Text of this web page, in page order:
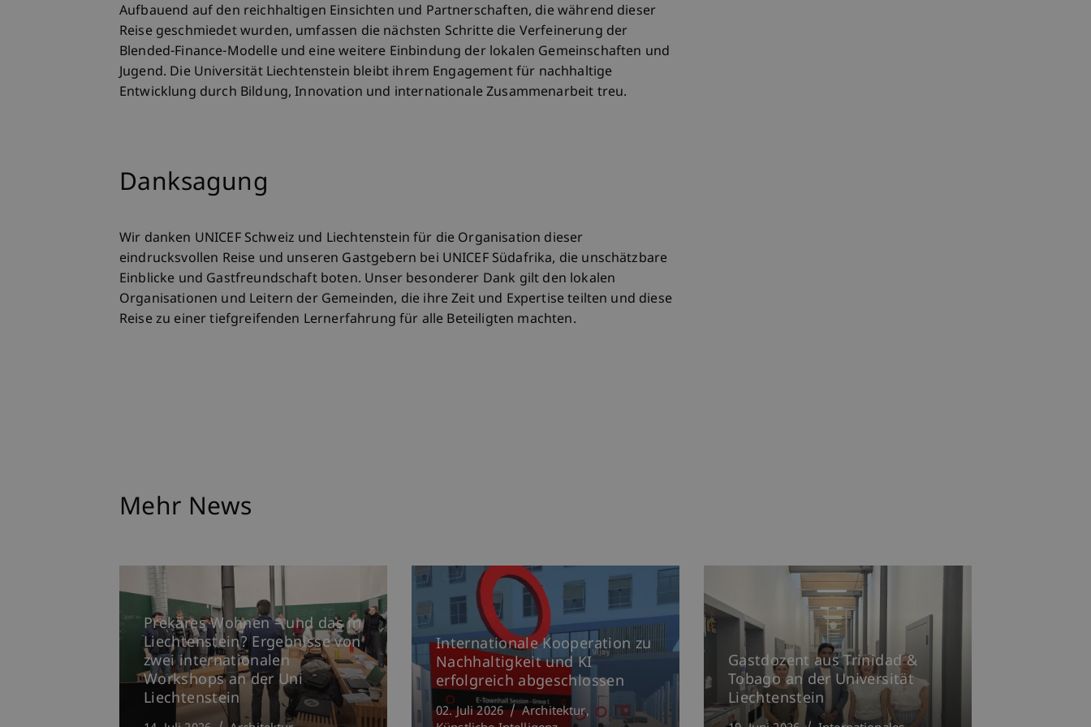
Aufbauend auf den reichhaltigen Einsichten und Partnerschaften, die während dieser
Reise geschmiedet wurden, umfassen die nächsten Schritte die Verfeinerung der
Blended-Finance-Modelle und eine weitere Einbindung der lokalen Gemeinschaften und
Jugend. Die Universität Liechtenstein bleibt ihrem Engagement für nachhaltige
Entwicklung durch Bildung, Innovation und internationale Zusammenarbeit treu.
Danksagung
Wir danken UNICEF Schweiz und Liechtenstein für die Organisation dieser
eindrucksvollen Reise und unseren Gastgebern bei UNICEF Südafrika, die unschätzbare
Einblicke und Gastfreundschaft boten. Unser besonderer Dank gilt den lokalen
Organisationen und Leitern der Gemeinden, die ihre Zeit und Expertise teilten und diese
Reise zu einer tiefgreifenden Lernerfahrung für alle Beteiligten machten.
Mehr News
Prekäres Wohnen – und das in
Liechtenstein? Ergebnisse von
zwei internationalen
Workshops an der Uni
Liechtenstein
Internationale Kooperation zu
Nachhaltigkeit und KI
erfolgreich abgeschlossen
02. Juli 2026
Architektur
Gastdozent aus Trinidad &
Tobago an der Universität
Liechtenstein